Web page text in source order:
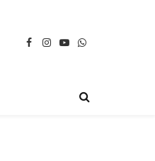
Facebook
Instagram
YouTubeWhatsApp